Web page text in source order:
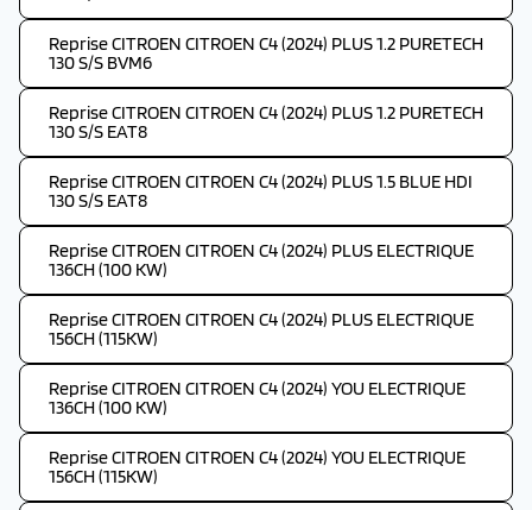
Reprise CITROEN CITROEN C4 (2024) PLUS 1.2 PURETECH
130 S/S BVM6
Reprise CITROEN CITROEN C4 (2024) PLUS 1.2 PURETECH
130 S/S EAT8
Reprise CITROEN CITROEN C4 (2024) PLUS 1.5 BLUE HDI
130 S/S EAT8
Reprise CITROEN CITROEN C4 (2024) PLUS ELECTRIQUE
136CH (100 KW)
Reprise CITROEN CITROEN C4 (2024) PLUS ELECTRIQUE
156CH (115KW)
Reprise CITROEN CITROEN C4 (2024) YOU ELECTRIQUE
136CH (100 KW)
Reprise CITROEN CITROEN C4 (2024) YOU ELECTRIQUE
156CH (115KW)